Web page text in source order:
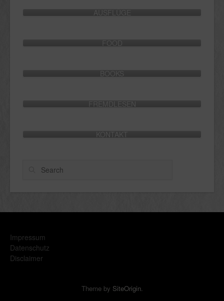
AUSFLÜGE
FOOD
BOOKS
FREMDLESEN
KONTAKT
Search
Impressum
Datenschutz
Disclaimer
Theme by SiteOrigin.